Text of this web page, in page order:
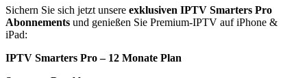
Sichern Sie sich jetzt unsere exklusiven IPTV Smarters Pro
Abonnements und genießen Sie Premium-IPTV auf iPhone &
iPad:
IPTV Smarters Pro – 12 Monate Plan